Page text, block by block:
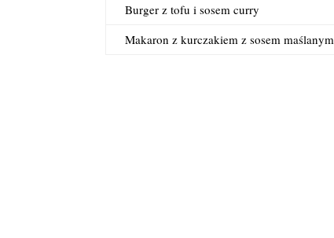
Burger z tofu i sosem curry
Makaron z kurczakiem z sosem maślanym